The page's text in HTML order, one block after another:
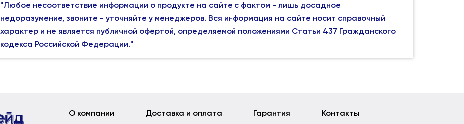
"Любое несоответствие информации о продукте на сайте с фактом - лишь досадное
недоразумение, звоните - уточняйте у менеджеров. Вся информация на сайте носит справочный
характер и не является публичной офертой, определяемой положениями Статьи 437 Гражданского
кодекса Российской Федерации."
О компании Доставка и оплата Гарантия Контакты